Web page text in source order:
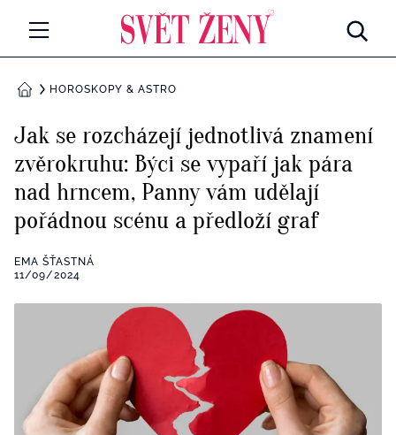
Všechny kategorie
Rozhovory
RETROHUBKY
PSYCHOLOGIE
Seberozvoj
ZDRAVÍ
ZÁBAVA
Všechny kategorie
Testy a kvízy
Všechny kategorie
Tvoření
BurdaMedia
Extra
DOMŮHOROSKOPY & ASTRO
Jak se rozcházejí jednotlivá znamení
zvěrokruhu: Býci se vypaří jak pára
nad hrncem, Panny vám udělají
pořádnou scénu a předloží graf
EMA ŠŤASTNÁ
11/09/2024